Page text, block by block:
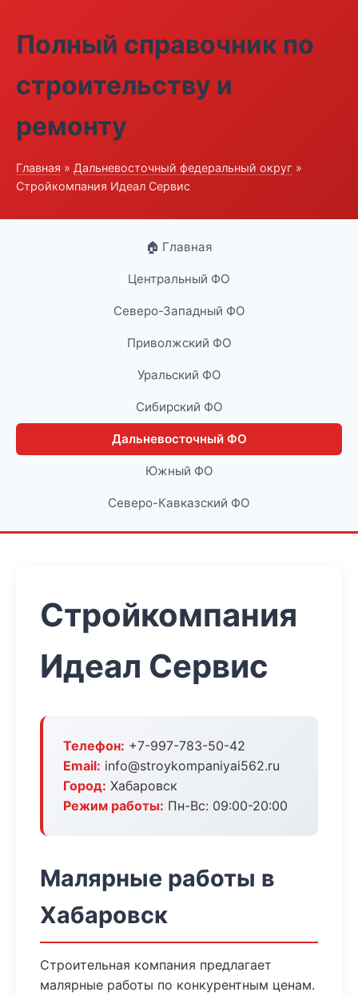
Полный справочник по
строительству и
ремонту
Главная » Дальневосточный федеральный округ »
Стройкомпания Идеал Сервис
🏠 Главная
Центральный ФО
Северо-Западный ФО
Приволжский ФО
Уральский ФО
Сибирский ФО
Дальневосточный ФО
Южный ФО
Северо-Кавказский ФО
Стройкомпания
Идеал Сервис
Телефон: +7-997-783-50-42
Email: info@stroykompaniyai562.ru
Город: Хабаровск
Режим работы: Пн-Вс: 09:00-20:00
Малярные работы в
Хабаровск
Строительная компания предлагает
малярные работы по конкурентным ценам.